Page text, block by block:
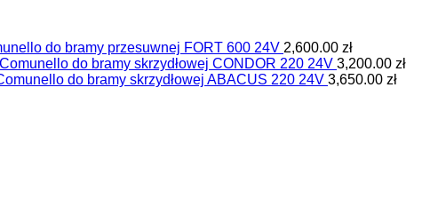
do bramy przesuwnej FORT 600 24V 2,600.00 zł
do bramy skrzydłowej CONDOR 220 24V 3,200.00 zł
do bramy skrzydłowej ABACUS 220 24V 3,650.00 zł